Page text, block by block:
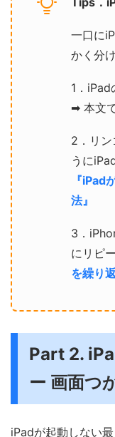
一口に
かく分
1．iPad
➡ 本文
2．リン
うに
『iPad
法』
3．
にリピ
を繰り
Part 2.
ー 画面つ
iPadが起動しない